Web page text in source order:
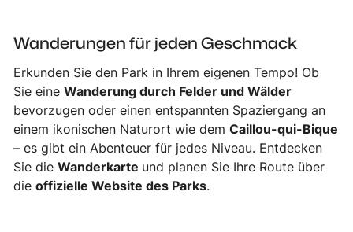
Wanderungen für jeden Geschmack
Erkunden Sie den Park in Ihrem eigenen Tempo! Ob
Sie eineWanderung durch Felder und Wälder
bevorzugen oder einen entspannten Spaziergang an
einem ikonischen Naturort wie demCaillou-qui-Bique
– es gibt ein Abenteuer für jedes Niveau. Entdecken
Sie dieWanderkarte und planen Sie Ihre Route über
dieoffizielle Website des Parks.